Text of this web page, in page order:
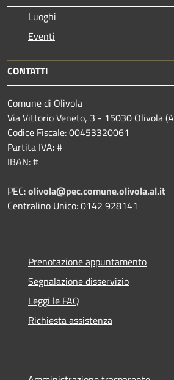
Luoghi
Eventi
CONTATTI
Comune di Olivola
Via Vittorio Veneto, 3 - 15030 Olivola
Codice Fiscale: 00453320061
Partita IVA: #
IBAN: #
PEC:olivola@pec.comune.olivola.al.it
Centralino Unico: 0142 928141
Prenotazione appuntamento
Segnalazione disservizio
Leggi le FAQ
Richiesta assistenza